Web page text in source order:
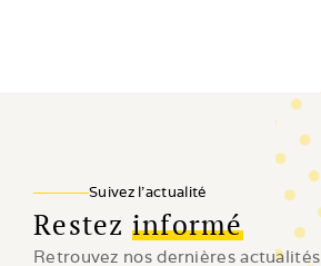
Suivez l'actualité
Restez informé
Retrouvez nos dernières